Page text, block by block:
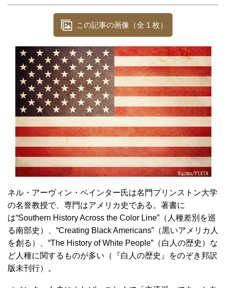
この記事の画像（全 1 枚）
ネル・アーヴィン・ペインター氏は名門プリンストン大学
の名誉教授で、専門はアメリカ史である。著書に
は“Southern History Across the Color Line”（人種差別を巡
る南部史）、“Creating Black Americans”（黒いアメリカ人
を創る）、“The History of White People”（白人の歴史）な
ど人種に関するものが多い（『白人の歴史』をのぞき邦訳
版未刊行）。